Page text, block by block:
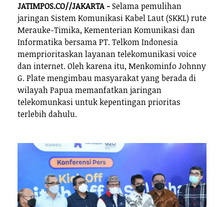
JATIMPOS.CO//JAKARTA -Selama pemulihan
jaringan Sistem Komunikasi Kabel Laut (SKKL) rute
Merauke-Timika, Kementerian Komunikasi dan
Informatika bersama PT. Telkom Indonesia
memprioritaskan layanan telekomunikasi voice
dan internet. Oleh karena itu, Menkominfo Johnny
G. Plate mengimbau masyarakat yang berada di
wilayah Papua memanfatkan jaringan
telekomunkasi untuk kepentingan prioritas
terlebih dahulu.